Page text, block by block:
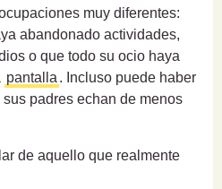
muy diferentes:
abandonado actividades,
o que todo su ocio haya
pantalla . Incluso puede haber
padres echan de menos
de aquello que realmente